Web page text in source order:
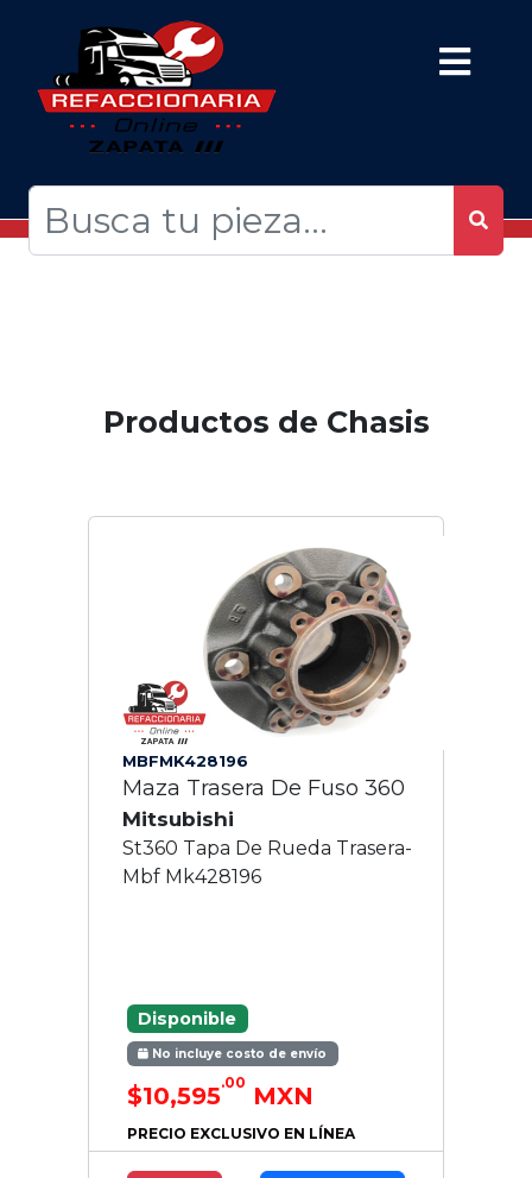
Productos de Chasis
MBFMK428196
Maza Trasera De Fuso 360
Mitsubishi
St360 Tapa De Rueda Trasera-
Mbf Mk428196
Disponible
No incluye costo de envío
$10,595.00 MXN
PRECIO EXCLUSIVO EN LÍNEA